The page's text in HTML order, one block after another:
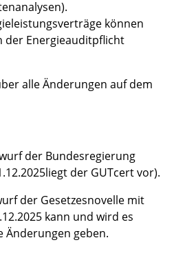
können
der Energieauditpflicht
alle Änderungen auf dem
der Bundesregierung
der GUTcert vor).
der Gesetzesnovelle mit
kann und wird es
Änderungen geben.